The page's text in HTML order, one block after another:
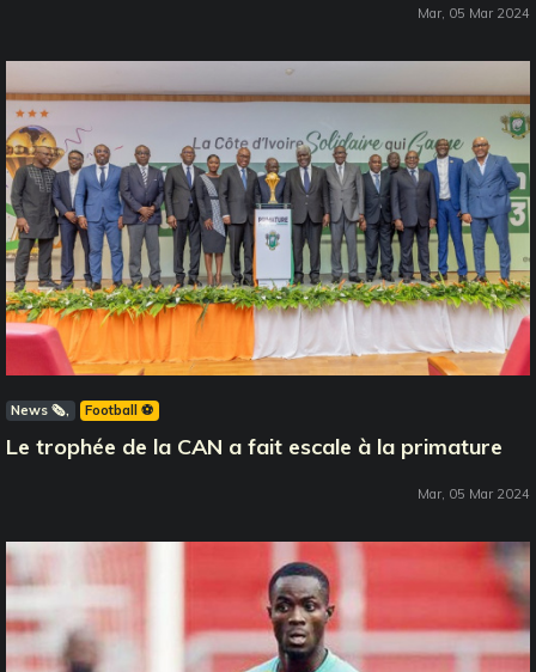
Mar, 05 Mar 2024
News 🗞️ Football ⚽️
Le trophée de la CAN a fait escale à la primature
Mar, 05 Mar 2024